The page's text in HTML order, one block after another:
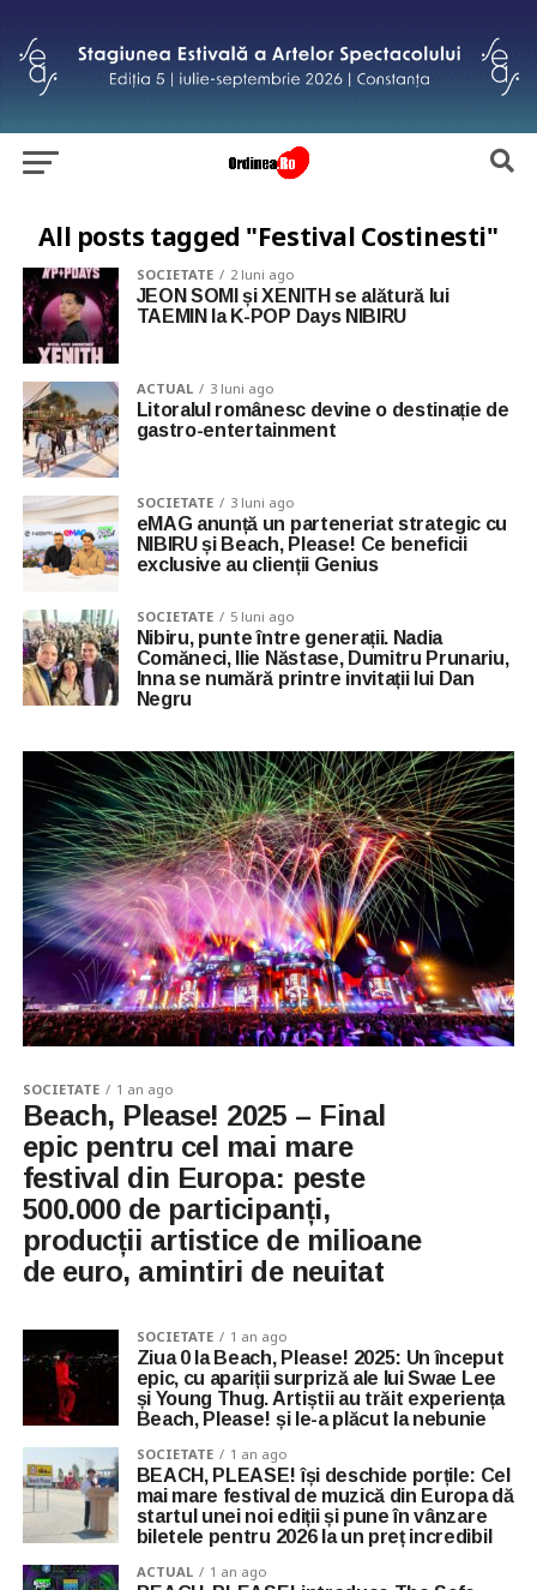
All posts tagged "Festival Costinesti"
SOCIETATE 2 luni ago
JEON SOMI și XENITH se alătură lui
TAEMIN la K-POP Days NIBIRU
ACTUAL 3 luni ago
Litoralul românesc devine o destinație de
gastro-entertainment
SOCIETATE 3 luni ago
eMAG anunță un parteneriat strategic cu
NIBIRU și Beach, Please! Ce beneficii
exclusive au clienții Genius
SOCIETATE 5 luni ago
Nibiru, punte între generații. Nadia
Comăneci, Ilie Năstase, Dumitru Prunariu,
Inna se numără printre invitații lui Dan
Negru
SOCIETATE 1 an ago
Beach, Please! 2025 – Final
epic pentru cel mai mare
festival din Europa: peste
500.000 de participanți,
producții artistice de milioane
de euro, amintiri de neuitat
SOCIETATE 1 an ago
Ziua 0 la Beach, Please! 2025: Un început
epic, cu apariții surpriză ale lui Swae Lee
și Young Thug. Artiștii au trăit experiența
Beach, Please! și le-a plăcut la nebunie
SOCIETATE 1 an ago
BEACH, PLEASE! își deschide porțile: Cel
mai mare festival de muzică din Europa dă
startul unei noi ediții și pune în vânzare
biletele pentru 2026 la un preț incredibil
ACTUAL 1 an ago